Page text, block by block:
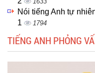
Nói tiếng Anh tự
1
1794
TIẾNG ANH PHỎNG